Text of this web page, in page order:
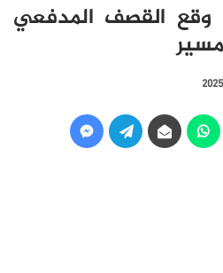
وقع القصف المدفعي